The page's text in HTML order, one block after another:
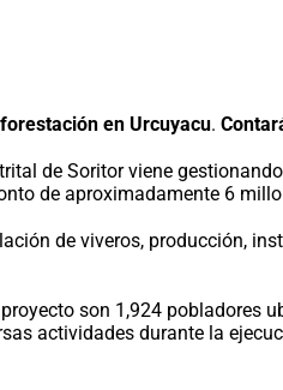
en Urcuyacu.
de Soritor viene
de aproximadamente 6
de viveros, producción,
son 1,924 pobladores
actividades durante la